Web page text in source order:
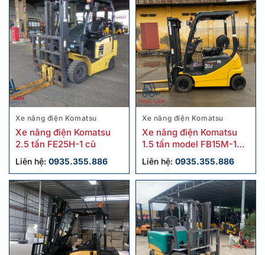
Xe nâng điện Komatsu
Xe nâng điện Komatsu
2.5 tấn FE25H-1 cũ
Liên hệ: 0935.355.886
Xe nâng điện Komatsu
Xe nâng điện Komatsu
1.5 tấn model FB15M-12
cũ
Liên hệ: 0935.355.886